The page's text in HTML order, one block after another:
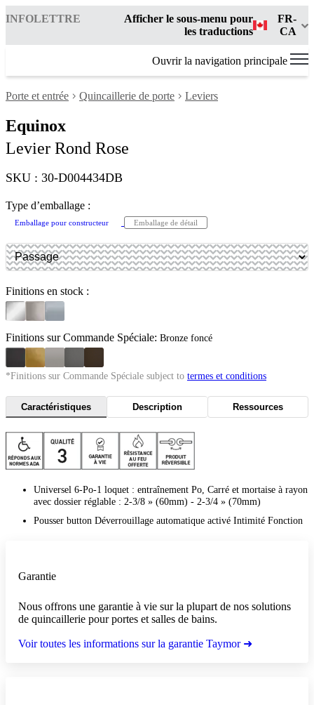
INFOLETTRE
Afficher le sous-menu pour
les traductions
FR-
CA
Ouvrir la navigation principale
Porte et entrée Quincaillerie de porte Leviers
Equinox
Levier Rond Rose
SKU : 30-D004434DB
Type d’emballage :
Emballage pour constructeur Emballage de détail
Finitions en stock :
Finitions sur Commande Spéciale: Bronze foncé
*Finitions sur Commande Spéciale subject to termes et conditions
Caractéristiques Description Ressources
Universel 6-Po-1 loquet : entraînement Po, Carré et mortaise à rayon
avec dossier réglable : 2-3/8 » (60mm) - 2-3/4 » (70mm)
Pousser button Déverrouillage automatique activé Intimité Fonction
Garantie
Nous offrons une garantie à vie sur la plupart de nos solutions
de quincaillerie pour portes et salles de bains.
Voir toutes les informations sur la garantie Taymor ➜